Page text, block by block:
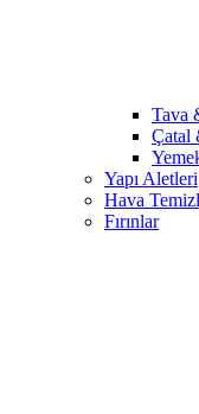
Tava
Çatal
Yapı Aletleri
Hava
Fırınlar